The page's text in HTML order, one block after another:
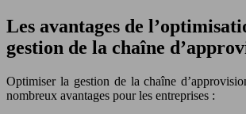
Les avantages de
gestion de la chaîne
Optimiser la gestion de la chaîne
nombreux avantages pour les entreprises :